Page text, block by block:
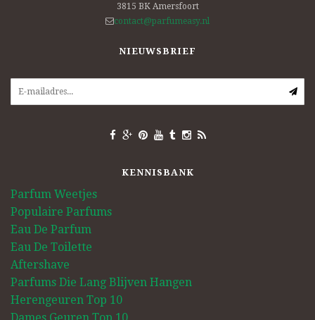
3815 BK Amersfoort
contact@parfumeasy.nl
NIEUWSBRIEF
KENNISBANK
Parfum Weetjes
Populaire Parfums
Eau De Parfum
Eau De Toilette
Aftershave
Parfums Die Lang Blijven Hangen
Herengeuren Top 10